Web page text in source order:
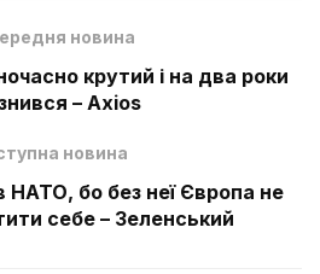
новина
крутий і на два роки
– Axios
новина
НАТО, бо без неї Європа не
себе – Зеленський